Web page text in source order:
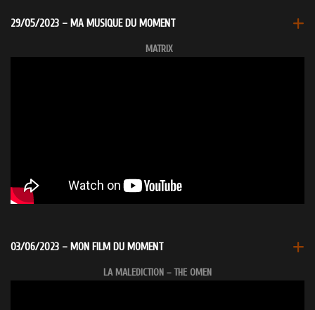
29/05/2023 – MA MUSIQUE DU MOMENT
MATRIX
03/06/2023 – MON FILM DU MOMENT
LA MALEDICTION – THE OMEN